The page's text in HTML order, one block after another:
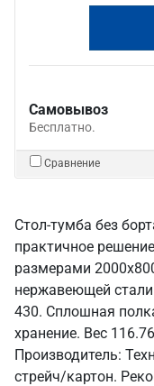
Самовывоз
Бесплатно.
Сравнение
Стол-тумба без
практичное
размерами
нержавеющей стали
430. Сплошная
хранение. Вес
Производитель:
стрейч/картон.